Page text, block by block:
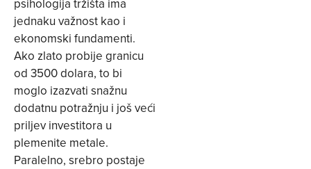
psihologija tržišta ima
jednaku važnost kao i
ekonomski fundamenti.
Ako zlato probije granicu
od 3500 dolara, to bi
moglo izazvati snažnu
dodatnu potražnju i još veći
priljev investitora u
plemenite metale.
Paralelno, srebro postaje